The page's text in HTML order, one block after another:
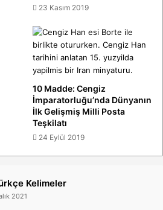
23 Kasım 2019
10 Madde: Cengiz
İmparatorluğu’nda Dünyanın
İlk Gelişmiş Milli Posta
Teşkilatı
24 Eylül 2019
Kelimeler
2021